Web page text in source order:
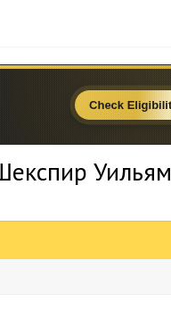
Уильям